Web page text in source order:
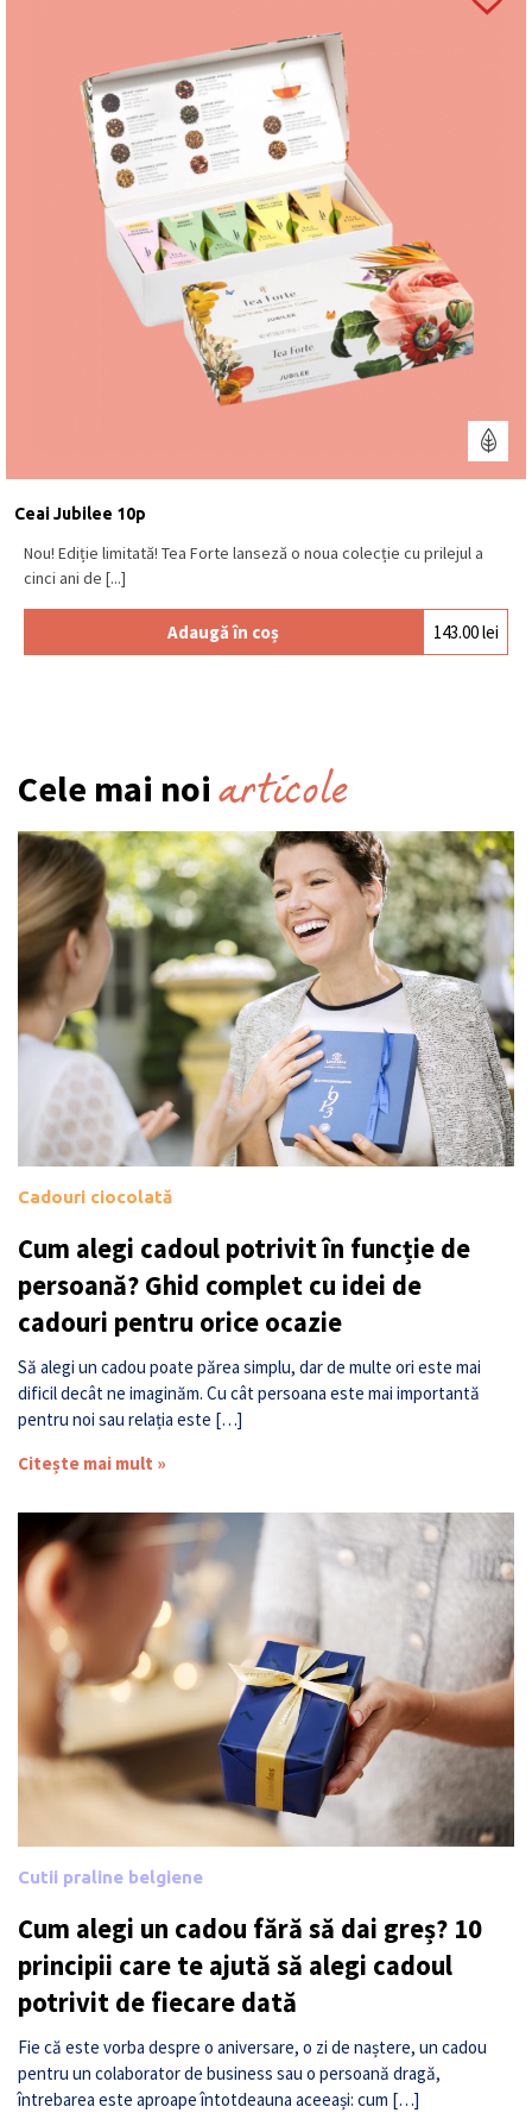
Ceai Jubilee 10p
Nou! Ediție limitată! Tea Forte lanseză o noua colecție cu prilejul a
cinci ani de [...]
Adaugă în coș 143.00lei
Cele mai noi articole
Cadouri ciocolată
Cum alegi cadoul potrivit în funcție de
persoană? Ghid complet cu idei de
cadouri pentru orice ocazie
Să alegi un cadou poate părea simplu, dar de multe ori este mai
dificil decât ne imaginăm. Cu cât persoana este mai importantă
pentru noi sau relația este […]
Citește mai mult »
Cutii praline belgiene
Cum alegi un cadou fără să dai greș? 10
principii care te ajută să alegi cadoul
potrivit de fiecare dată
Fie că este vorba despre o aniversare, o zi de naștere, un cadou
pentru un colaborator de business sau o persoană dragă,
întrebarea este aproape întotdeauna aceeași: cum […]